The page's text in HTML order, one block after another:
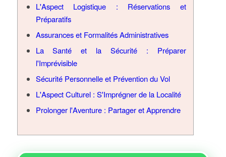
L'Aspect Logistique : Réservations et
Préparatifs
Assurances et Formalités Administratives
La Santé et la Sécurité : Préparer
l'Imprévisible
Sécurité Personnelle et Prévention du Vol
L'Aspect Culturel : S'Imprégner de la Localité
Prolonger l'Aventure : Partager et Apprendre